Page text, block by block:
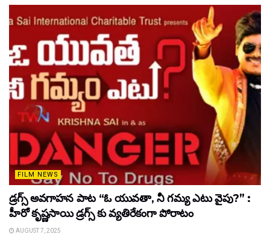
FILM NEWS
డ్రగ్స్ అవగాహన పాట “ఓ యువతా, నీ గమ్య ఎటు వైపు?” :
హీరో కృష్ణసాయి డ్రగ్స్ కు వ్యతిరేకంగా పోరాటం
AUGUST 7, 2025